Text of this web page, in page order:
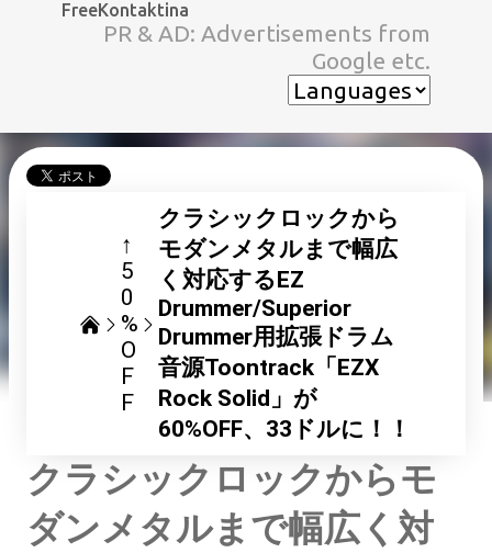
スキップしてメイン コンテンツに移動
FreeKontaktina
PR & AD: Advertisements from
Google etc.
↑
5
0
%
O
F
F
クラシックロックから
モダンメタルまで幅広
く対応するEZ
Drummer/Superior
Drummer用拡張ドラム
音源Toontrack「EZX
Rock Solid」が
60%OFF、33ドルに！！
クラシックロックからモ
ダンメタルまで幅広く対